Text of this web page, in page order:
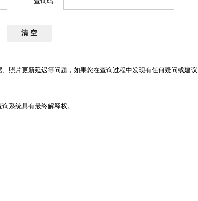
照片更新延迟等问题，如果您在查询过程中发现有任何疑问或建
系统具有最终解释权。